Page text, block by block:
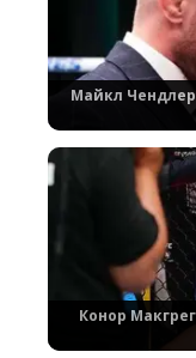
Майкл Чендлер
Конор